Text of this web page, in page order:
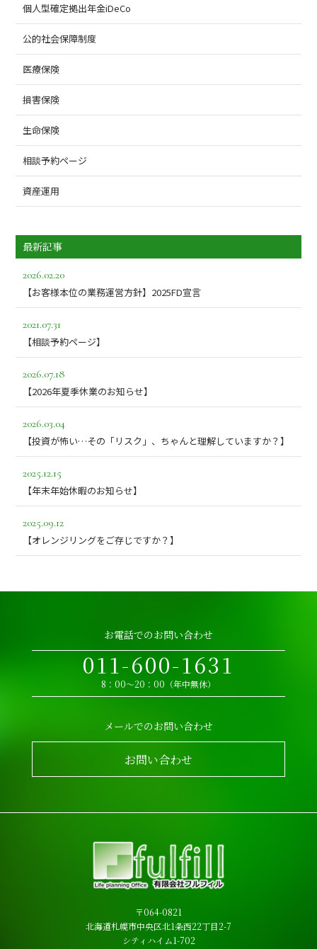
個人型確定拠出年金iDeCo
公的社会保障制度
医療保険
損害保険
生命保険
相談予約ページ
資産運用
最新記事
2026.02.20
【お客様本位の業務運営方針】2025FD宣言
2021.07.31
【相談予約ページ】
2026.07.18
【2026年夏季休業のお知らせ】
2026.03.04
【投資が怖い…その「リスク」、ちゃんと理解していますか？】
2025.12.15
【年末年始休暇のお知らせ】
2025.09.12
【オレンジリングをご存じですか？】
お電話でのお問い合わせ
011-600-1631
8：00～20：00（年中無休）
メールでのお問い合わせ
お問い合わせ
〒064-0821
北海道札幌市中央区北1条西22丁目2-7
シティハイム1-702